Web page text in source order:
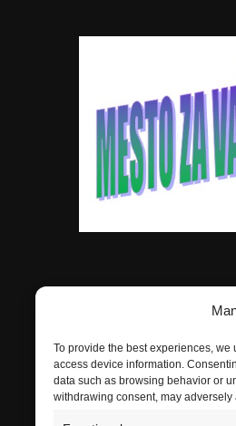
To provide the best experiences,
access device information.
data such as browsing behavior or
withdrawing consent, may